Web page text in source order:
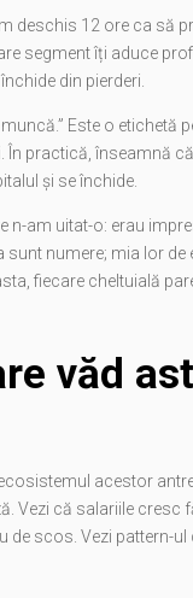
deschis 12 ore ca să
segment îți aduce
din pierderi.
Este o etichetă
practică, înseamnă
și se închide.
n-am uitat-o: erau
sunt numere; mia lor de
fiecare cheltuială
văd
acestor
Vezi că salariile cresc
de scos. Vezi pattern-ul